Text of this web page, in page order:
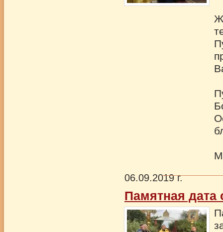
06.09.2019 г.
Памятная дата